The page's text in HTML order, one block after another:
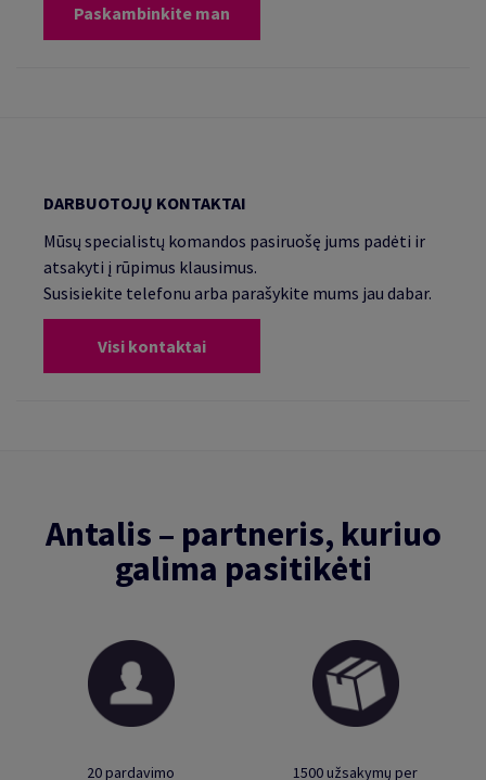
Paskambinkite man
DARBUOTOJŲ KONTAKTAI
Mūsų specialistų komandos pasiruošę jums padėti ir
atsakyti į rūpimus klausimus.
Susisiekite telefonu arba parašykite mums jau dabar.
Visi kontaktai
Antalis – partneris, kuriuo
galima pasitikėti
20 pardavimo 1500 užsakymų per